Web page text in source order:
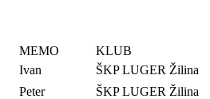
MEMO
KLUB
Ivan
ŠKP LUGER Žilina
Peter
ŠKP LUGER Žilina